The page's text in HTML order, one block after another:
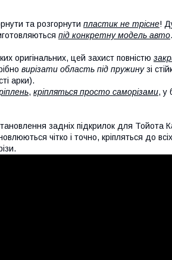
та розгорнути пластик не трісне!
під конкретну модель авто
оригінальних, цей захист повністю
вирізати область під пружинузі
арки).
, кріпляться просто саморізами, у
задніх підкрилок для
чітко і точно, кріпляться до